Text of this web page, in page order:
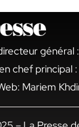
général
chef principal
Mariem